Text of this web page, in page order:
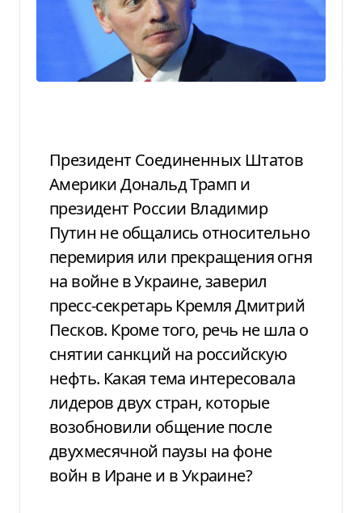
Президент Соединенных Штатов
Америки Дональд Трамп и
президент России Владимир
Путин не общались относительно
перемирия или прекращения огня
на войне в Украине, заверил
пресс-секретарь Кремля Дмитрий
Песков. Кроме того, речь не шла о
снятии санкций на российскую
нефть. Какая тема интересовала
лидеров двух стран, которые
возобновили общение после
двухмесячной паузы на фоне
войн в Иране и в Украине?